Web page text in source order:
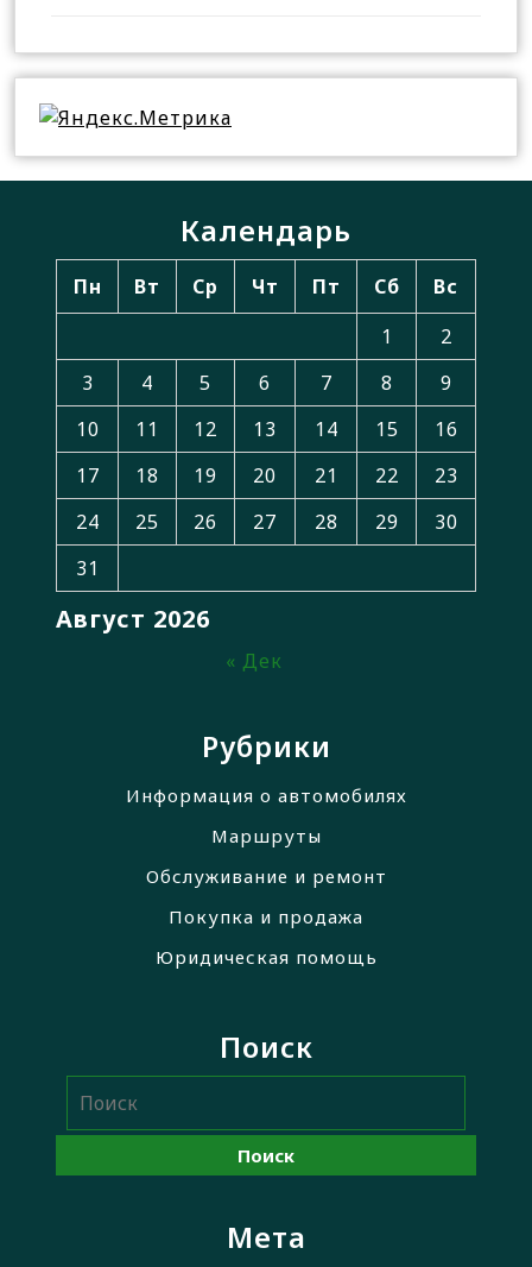
Календарь
Август 2026
Пн Вт Ср Чт Пт Сб
Вс
1
2
3
4 5 6 7 8
9
10
11 12 13 14 15
16
17
18 19 20 21 22
23
24
25 26 27 28 29
30
31
« Дек
Рубрики
Информация о автомобилях
Маршруты
Обслуживание и ремонт
Покупка и продажа
Юридическая помощь
Поиск
Мета